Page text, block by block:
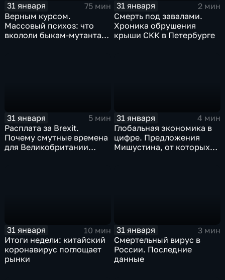
31 января
75 мин
Верным курсом.
Массовый психоз: что
вкололи быкам-мутантам,
31 января
2 мин
Смерть под завалами.
Хроника обрушения
крыши СКК в Петербурге
31 января
5 мин
Расплата за Brexit.
Почему смутные времена
для Великобритании
31 января
4 мин
Глобальная экономика в
цифре. Предложения
Мишустина, от которых
31 января
10 мин
Итоги недели: китайский
коронавирус поглощает
рынки
31 января
3 мин
Смертельный вирус в
России. Последние
данные